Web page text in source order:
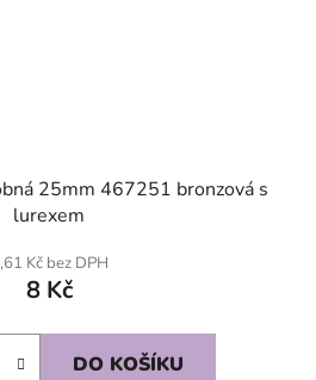
25mm 467251 bronzová s
lurexem
Kč bez DPH
8 Kč
DO KOŠÍKU